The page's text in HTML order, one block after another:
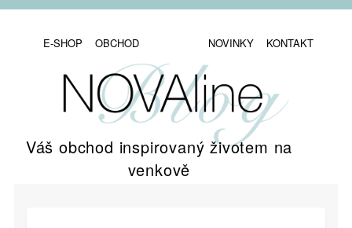
E-SHOP OBCHOD NOVINKY KONTAKT
Váš obchod inspirovaný životem na
venkově